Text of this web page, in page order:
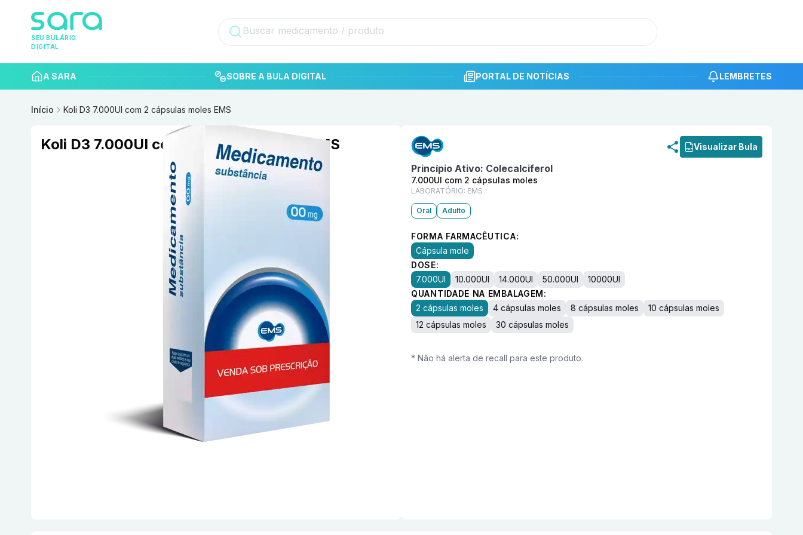
SEU BULÁRIO
DIGITAL
A SARA SOBRE A BULA DIGITAL PORTAL DE NOTÍCIAS LEMBRETES
Início Koli D3 7.000UI com 2 cápsulas moles EMS
Koli D3 7.000UI com 2 cápsulas moles EMS Visualizar Bula
Princípio Ativo: Colecalciferol
7.000UI com 2 cápsulas moles
LABORATÓRIO: EMS
Oral Adulto
FORMA FARMACÊUTICA:
Cápsula mole
DOSE:
7.000UI
10.000UI 14.000UI 50.000UI
10000UI
QUANTIDADE NA EMBALAGEM:
2 cápsulas moles
4 cápsulas moles 8 cápsulas moles
10 cápsulas moles
12 cápsulas moles
30 cápsulas moles
* Não há alerta de recall para este produto.